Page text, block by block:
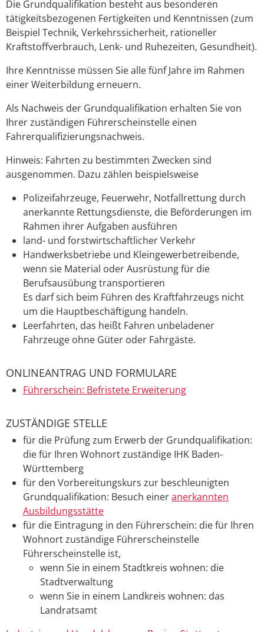
Die Grundqualifikation besteht aus besonderen
tätigkeitsbezogenen Fertigkeiten und Kenntnissen (zum
Beispiel Technik, Verkehrssicherheit, rationeller
Kraftstoffverbrauch, Lenk- und Ruhezeiten, Gesundheit).
Ihre Kenntnisse müssen Sie alle fünf Jahre im Rahmen
einer Weiterbildung erneuern.
Als Nachweis der Grundqualifikation erhalten Sie von
Ihrer zuständigen Führerscheinstelle einen
Fahrerqualifizierungsnachweis.
Hinweis: Fahrten zu bestimmten Zwecken sind
ausgenommen. Dazu zählen beispielsweise
Polizeifahrzeuge, Feuerwehr, Notfallrettung durch
anerkannte Rettungsdienste, die Beförderungen im
Rahmen ihrer Aufgaben ausführen
land- und forstwirtschaftlicher Verkehr
Handwerksbetriebe und Kleingewerbetreibende,
wenn sie Material oder Ausrüstung für die
Berufsausübung transportieren
Es darf sich beim Führen des Kraftfahrzeugs nicht
um die Hauptbeschäftigung handeln.
Leerfahrten, das heißt Fahren unbeladener
Fahrzeuge ohne Güter oder Fahrgäste.
ONLINEANTRAG UND FORMULARE
Führerschein: Befristete Erweiterung
ZUSTÄNDIGE STELLE
für die Prüfung zum Erwerb der Grundqualifikation:
die für Ihren Wohnort zuständige IHK Baden-
Württemberg
für den Vorbereitungskurs zur beschleunigten
Grundqualifikation: Besuch eineranerkannten
Ausbildungsstätte
für die Eintragung in den Führerschein: die für Ihren
Wohnort zuständige Führerscheinstelle
Führerscheinstelle ist,
wenn Sie in einem Stadtkreis wohnen: die
Stadtverwaltung
wenn Sie in einem Landkreis wohnen: das
Landratsamt